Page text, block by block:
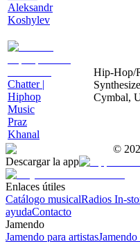
Aleksandr
Koshylev
Chatter |
Hiphop
Music
Praz
Khanal
Hip-Hop/
Cymbal,
©
Descargar la app
Enlaces útiles
Catálogo musicalRadios In-
ayudaContacto
Jamendo
Jamendo para artistas